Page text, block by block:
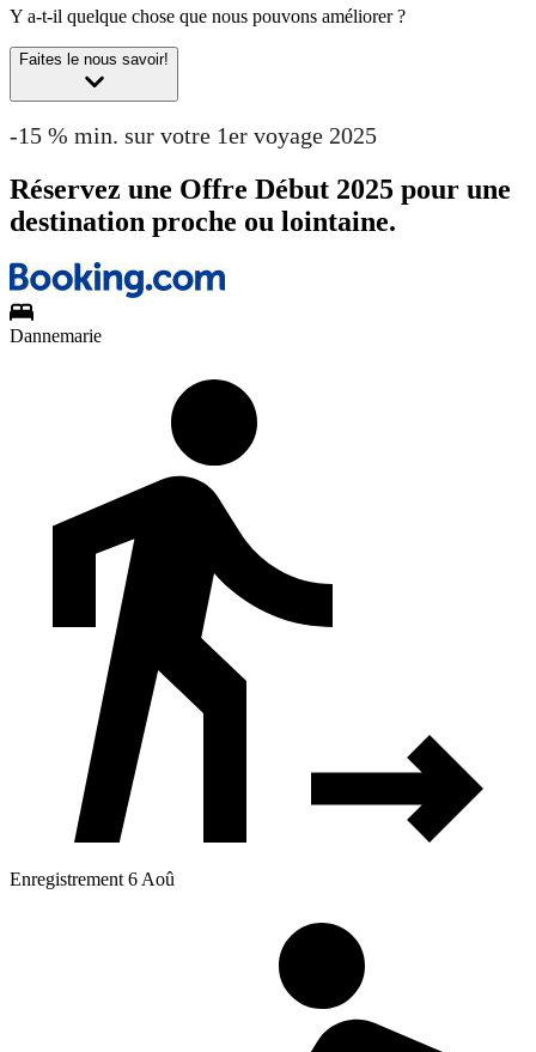
Y a-t-il quelque chose que nous pouvons améliorer ?
Faites le nous savoir!
-15 % min. sur votre 1er voyage 2025
Réservez une Offre Début 2025 pour une
destination proche ou lointaine.
Dannemarie
Enregistrement 6 Aoû